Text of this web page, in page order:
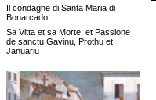
Il condaghe di Santa Maria di
Bonarcado
Sa Vitta et sa Morte, et Passione
de sanctu Gavinu, Prothu et
Januariu